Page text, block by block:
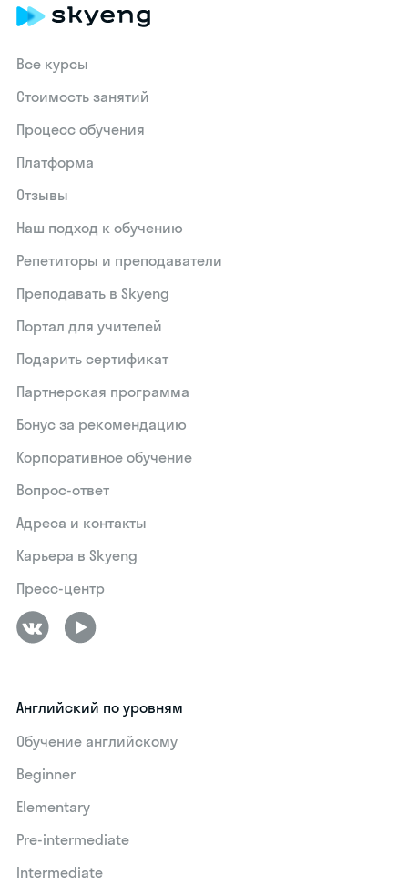
Все курсы
Стоимость занятий
Процесс обучения
Платформа
Отзывы
Наш подход к обучению
Репетиторы и преподаватели
Преподавать в Skyeng
Портал для учителей
Подарить сертификат
Партнерская программа
Бонус за рекомендацию
Корпоративное обучение
Вопрос-ответ
Адреса и контакты
Карьера в Skyeng
Пресс-центр
Английский по уровням
Обучение английскому
Beginner
Elementary
Pre-intermediate
Intermediate